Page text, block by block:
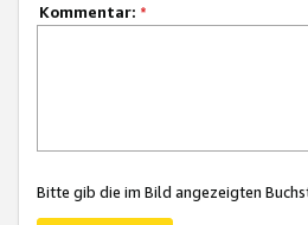
Kommentar: *
Bitte gib die im Bild angezeigten